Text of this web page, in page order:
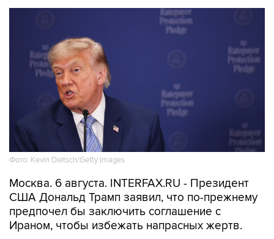
Фото: Kevin Dietsch/Getty Images
Москва. 6 августа. INTERFAX.RU - Президент
США Дональд Трамп заявил, что по-прежнему
предпочел бы заключить соглашение с
Ираном, чтобы избежать напрасных жертв.